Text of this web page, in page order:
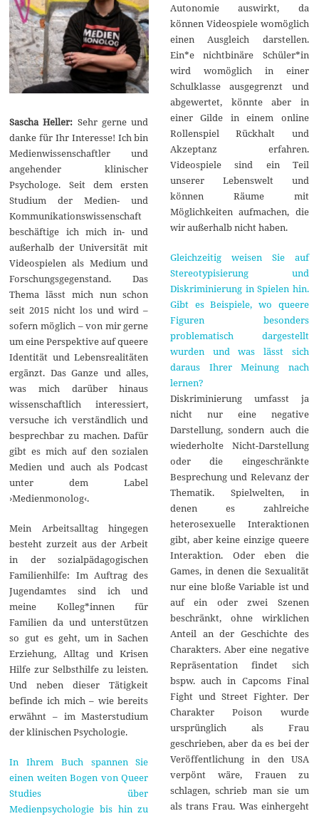
Sascha Heller: Sehr gerne und
danke für Ihr Interesse! Ich bin
Medienwissenschaftler und
angehender klinischer
Psychologe. Seit dem ersten
Studium der Medien- und
Kommunikationswissenschaft
beschäftige ich mich in- und
außerhalb der Universität mit
Videospielen als Medium und
Forschungsgegenstand. Das
Thema lässt mich nun schon
seit 2015 nicht los und wird –
sofern möglich – von mir gerne
um eine Perspektive auf queere
Identität und Lebensrealitäten
ergänzt. Das Ganze und alles,
was mich darüber hinaus
wissenschaftlich interessiert,
versuche ich verständlich und
besprechbar zu machen. Dafür
gibt es mich auf den sozialen
Medien und auch als Podcast
unter dem Label
›Medienmonolog‹.
Mein Arbeitsalltag hingegen
besteht zurzeit aus der Arbeit
in der sozialpädagogischen
Familienhilfe: Im Auftrag des
Jugendamtes sind ich und
meine Kolleg*innen für
Familien da und unterstützen
so gut es geht, um in Sachen
Erziehung, Alltag und Krisen
Hilfe zur Selbsthilfe zu leisten.
Und neben dieser Tätigkeit
befinde ich mich – wie bereits
erwähnt – im Masterstudium
der klinischen Psychologie.
In Ihrem Buch spannen Sie
einen weiten Bogen von Queer
Studies über
Medienpsychologie bis hin zu
Autonomie auswirkt, da
können Videospiele womöglich
einen Ausgleich darstellen.
Ein*e nichtbinäre Schüler*in
wird womöglich in einer
Schulklasse ausgegrenzt und
abgewertet, könnte aber in
einer Gilde in einem online
Rollenspiel Rückhalt und
Akzeptanz erfahren.
Videospiele sind ein Teil
unserer Lebenswelt und
können Räume mit
Möglichkeiten aufmachen, die
wir außerhalb nicht haben.
Gleichzeitig weisen Sie auf
Stereotypisierung und
Diskriminierung in Spielen hin.
Gibt es Beispiele, wo queere
Figuren besonders
problematisch dargestellt
wurden und was lässt sich
daraus Ihrer Meinung nach
lernen?
Diskriminierung umfasst ja
nicht nur eine negative
Darstellung, sondern auch die
wiederholte Nicht-Darstellung
oder die eingeschränkte
Besprechung und Relevanz der
Thematik. Spielwelten, in
denen es zahlreiche
heterosexuelle Interaktionen
gibt, aber keine einzige queere
Interaktion. Oder eben die
Games, in denen die Sexualität
nur eine bloße Variable ist und
auf ein oder zwei Szenen
beschränkt, ohne wirklichen
Anteil an der Geschichte des
Charakters. Aber eine negative
Repräsentation findet sich
bspw. auch in Capcoms Final
Fight und Street Fighter. Der
Charakter Poison wurde
ursprünglich als Frau
geschrieben, aber da es bei der
Veröffentlichung in den USA
verpönt wäre, Frauen zu
schlagen, schrieb man sie um
als trans Frau. Was einhergeht